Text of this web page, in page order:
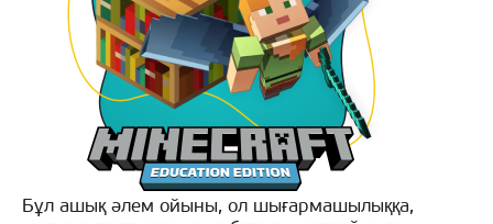
Бұл ашық әлем ойыны, ол шығармашылыққа,